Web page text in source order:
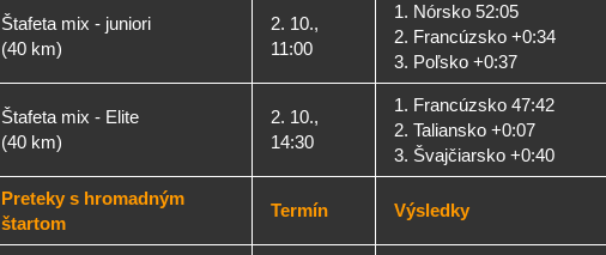
Štafeta mix - juniori
(40 km)
2. 10.,
11:00
1. Nórsko 52:05
2. Francúzsko +0:34
3. Poľsko +0:37
Štafeta mix - Elite
(40 km)
2. 10.,
14:30
1. Francúzsko 47:42
2. Taliansko +0:07
3. Švajčiarsko +0:40
Preteky s hromadným
štartom
Termín Výsledky